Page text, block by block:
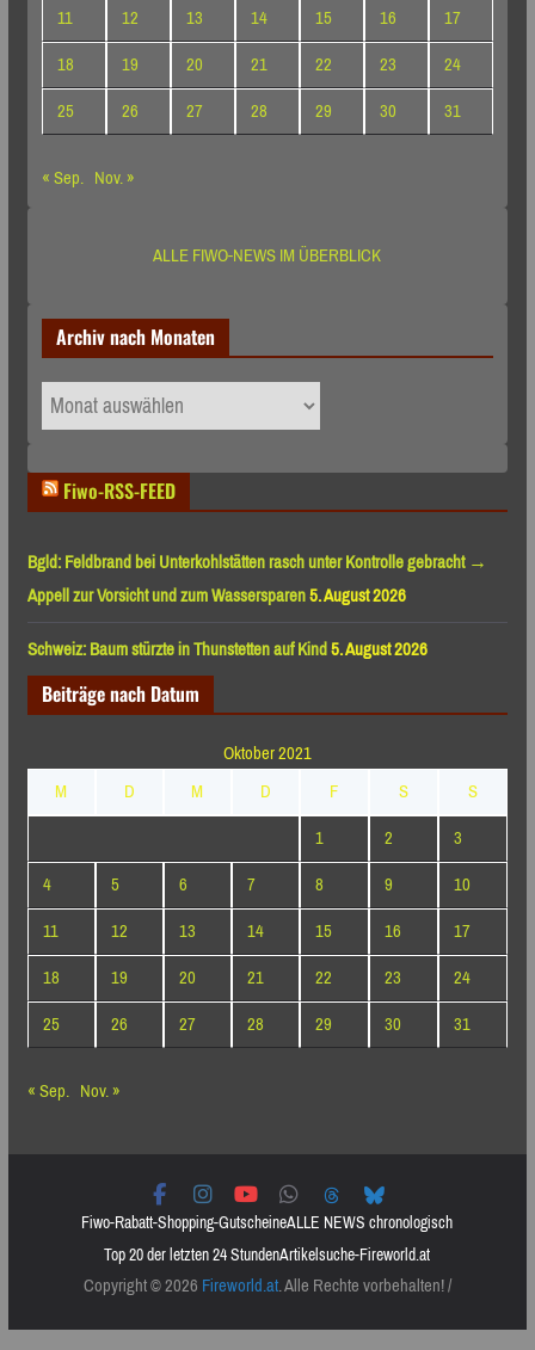
11
12 13 14 15 16
17
18
19 20 21 22 23
24
25
26 27 28 29 30
31
« Sep. Nov. »
ALLE FIWO-NEWS IM ÜBERBLICK
Archiv nach Monaten
Archiv
nach
Fiwo-RSS-FEED
Bgld: Feldbrand bei Unterkohlstätten rasch unter Kontrolle gebracht →
Appell zur Vorsicht und zum Wassersparen5. August 2026
Schweiz: Baum stürzte in Thunstetten auf Kind5. August 2026
Beiträge nach Datum
Oktober 2021
M
D M D F S
S
1
2
3
4
5 6 7 8 9
10
11
12 13 14 15 16
17
18
19 20 21 22 23
24
25
26 27 28 29 30
31
« Sep. Nov. »
Fiwo-Rabatt-Shopping-GutscheineALLE NEWS chronologisch
Top 20 der letzten 24 StundenArtikelsuche-Fireworld.at
Copyright © 2026Fireworld.at. Alle Rechte vorbehalten! /